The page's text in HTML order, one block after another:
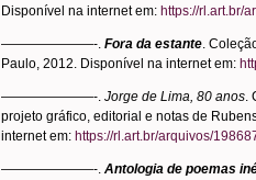
Disponível na internet em: https://rl.art.br/
———————-. Fora da estante.
Paulo, 2012. Disponível na internet em:
———————-. Jorge de Lima, 80 anos.
projeto gráfico, editorial e notas de
internet em: https://rl.art.br/arquivos/
———————-. Antologia de poemas